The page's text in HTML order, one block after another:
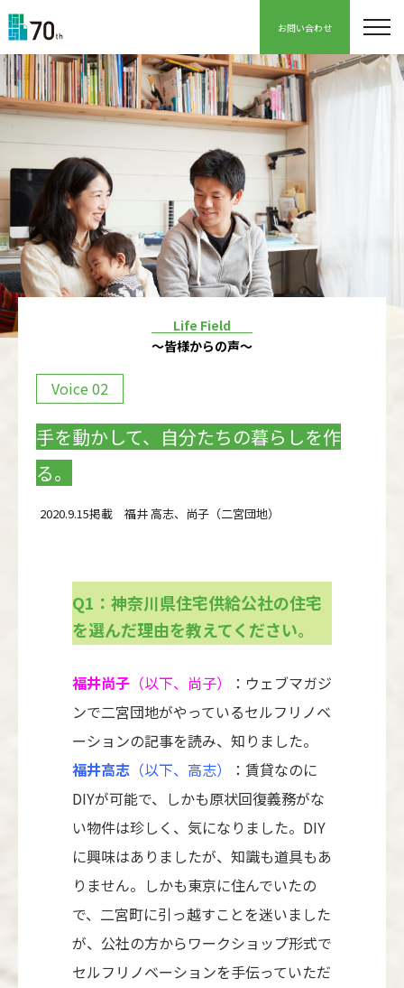
お問い合わせ
Life Field
～皆様からの声～
Voice 02
手を動かして、自分たちの暮らしを作
る。
2020.9.15掲載 福井 高志、尚子（二宮団地）
Q1：神奈川県住宅供給公社の住宅
を選んだ理由を教えてください。
福井尚子 （以下、尚子）
：ウェブマガジ
ンで二宮団地がやっているセルフリノベ
ーションの記事を読み、知りました。
福井高志 （以下、高志）
：賃貸なのに
DIYが可能で、しかも原状回復義務がな
い物件は珍しく、気になりました。DIY
に興味はありましたが、知識も道具もあ
りません。しかも東京に住んでいたの
で、二宮町に引っ越すことを迷いました
が、公社の方からワークショップ形式で
セルフリノベーションを手伝っていただ